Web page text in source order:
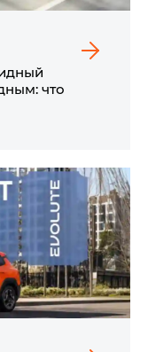
что